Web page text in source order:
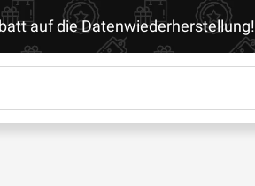
auf die Datenwiederherstellung!